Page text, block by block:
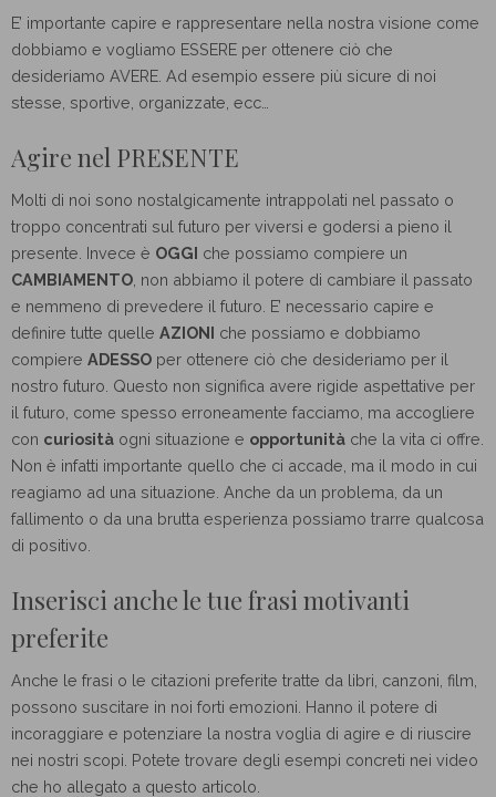
E’ importante capire e rappresentare nella nostra visione come
dobbiamo e vogliamo ESSERE per ottenere ciò che
desideriamo AVERE. Ad esempio essere più sicure di noi
stesse, sportive, organizzate, ecc…
Agire nel PRESENTE
Molti di noi sono nostalgicamente intrappolati nel passato o
troppo concentrati sul futuro per viversi e godersi a pieno il
presente. Invece è OGGI che possiamo compiere un
CAMBIAMENTO , non abbiamo il potere di cambiare il passato
e nemmeno di prevedere il futuro. E’ necessario capire e
definire tutte quelle AZIONI che possiamo e dobbiamo
compiere ADESSO per ottenere ciò che desideriamo per il
nostro futuro. Questo non significa avere rigide aspettative per
il futuro, come spesso erroneamente facciamo, ma accogliere
con curiosità ogni situazione e opportunità che la vita ci offre.
Non è infatti importante quello che ci accade, ma il modo in cui
reagiamo ad una situazione. Anche da un problema, da un
fallimento o da una brutta esperienza possiamo trarre qualcosa
di positivo.
Inserisci anche le tue frasi motivanti
preferite
Anche le frasi o le citazioni preferite tratte da libri, canzoni, film,
possono suscitare in noi forti emozioni. Hanno il potere di
incoraggiare e potenziare la nostra voglia di agire e di riuscire
nei nostri scopi. Potete trovare degli esempi concreti nei video
che ho allegato a questo articolo.